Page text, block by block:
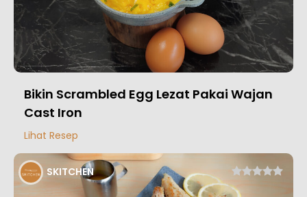
Bikin Scrambled Egg Lezat Pakai Wajan
Cast Iron
Lihat Resep
SKITCHEN